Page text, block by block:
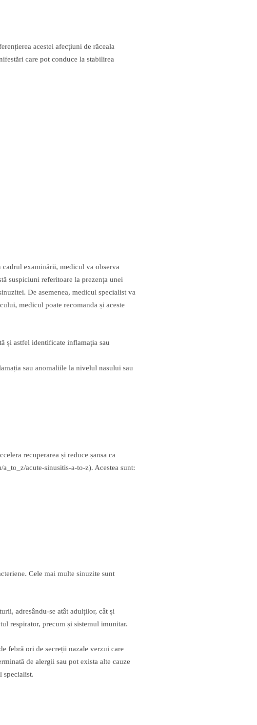
acestei afecțiuni de răceala
care pot conduce la stabilirea
examinării, medicul va observa
suspiciuni referitoare la prezența unei
De asemenea, medicul specialist va
medicul poate recomanda și aceste
și astfel identificate inflamația sau
sau anomaliile la nivelul nasului sau
recuperarea și reduce șansa ca
acute-sinusitis-a-to-z). Acestea sunt:
Cele mai multe sinuzite sunt
adresându-se atât adulților, cât și
respirator, precum și sistemul imunitar.
febră ori de secreții nazale verzui care
de alergii sau pot exista alte cauze
specialist.